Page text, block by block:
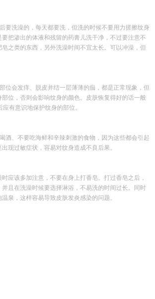
要洗澡的，每天都要洗，但洗的时候不要用力搓擦纹身
把渗出的体液和残留的药膏儿洗干净，不过要注意不
之类的东西，另外洗澡时间不宜太长。可以冲澡，但
位会发痒、脱皮并结一层薄薄的痂，都是正常现象，但
位，否则会影响纹身的颜色。皮肤恢复得好的话一般
有意识地保护纹身的部位。
酒、不要吃海鲜和辛辣刺激的食物，因为这些都会引起
现过敏症状，容易对纹身造成不良后果。
应该多加注意，不要在身上打香皂。打过香皂之后，
且在洗澡时候要选择淋浴，不易洗的时间过长。同时
泉，这样容易导致皮肤发炎感染的问题。